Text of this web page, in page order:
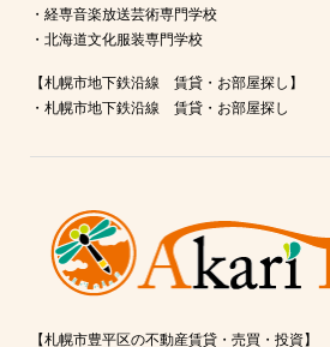
・ 経専音楽放送芸術専門学校
・ 北海道文化服装専門学校
【札幌市地下鉄沿線 賃貸・お部屋探し】
・ 札幌市地下鉄沿線 賃貸・お部屋探し
【札幌市豊平区の不動産賃貸・売買・投資】